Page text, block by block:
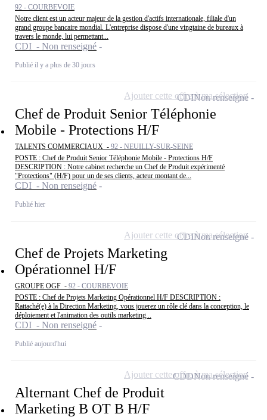
92 - COURBEVOIE
Notre client est un acteur majeur de la gestion d'actifs internationale, filiale d'un
grand groupe bancaire mondial. L'entreprise dispose d'une vingtaine de bureaux à
travers le monde, lui permettant...
CDI - Non renseigné
Publié il y a plus de 30 jours
Chef de Produit Senior Téléphonie
Mobile - Protections H/F
TALENTS COMMERCIAUX - 92 - NEUILLY-SUR-SEINE
POSTE : Chef de Produit Senior Téléphonie Mobile - Protections H/F
DESCRIPTION : Notre cabinet recherche un Chef de Produit expérimenté
"Protections" (H/F) pour un de ses clients, acteur montant de...
CDI - Non renseigné
Publié hier
CDINon renseigné
Ajouter cette offre à ma sélection
Chef de Projets Marketing
Opérationnel H/F
GROUPE OGF - 92 - COURBEVOIE
POSTE : Chef de Projets Marketing Opérationnel H/F DESCRIPTION :
Rattaché(e) à la Direction Marketing, vous jouerez un rôle clé dans la conception, le
déploiement et l'animation des outils marketing...
CDI - Non renseigné
Publié aujourd'hui
CDINon renseigné
Ajouter cette offre à ma sélection
Alternant Chef de Produit
Marketing B OT B H/F
CDDNon renseigné
Ajouter cette offre à ma sélection